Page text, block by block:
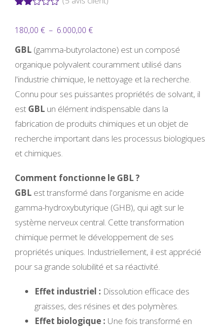
sur
basé
sur
notations
client
180,00 € – 6.000,00 €Plage
6.000,00 €
GBL (gamma-butyrolactone) est un composé
organique polyvalent couramment utilisé dans
l'industrie chimique, le nettoyage et la recherche.
Connu pour ses puissantes propriétés de solvant, il
est GBL un élément indispensable dans la
fabrication de produits chimiques et un objet de
recherche important dans les processus biologiques
et chimiques.
Comment fonctionne le GBL ?
GBL est transformé dans l'organisme en acide
gamma-hydroxybutyrique (GHB), qui agit sur le
système nerveux central. Cette transformation
chimique permet le développement de ses
propriétés uniques. Industriellement, il est apprécié
pour sa grande solubilité et sa réactivité.
Effet industriel : Dissolution efficace des
graisses, des résines et des polymères.
Effet biologique : Une fois transformé en